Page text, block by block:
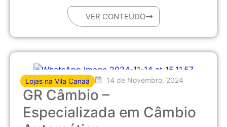
VER CONTEÚDO
Lojas na Vila Canaã 14 de Novembro, 2024
GR Câmbio –
Especializada em Câmbio